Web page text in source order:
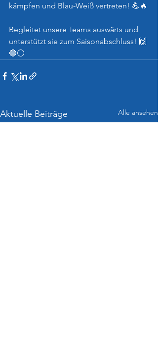
kämpfen und Blau-Weiß vertreten! 💪🔥
Begleitet unsere Teams auswärts und
unterstützt sie zum Saisonabschluss! 🙌
🔵⚪️
Aktuelle Beiträge Alle ansehen